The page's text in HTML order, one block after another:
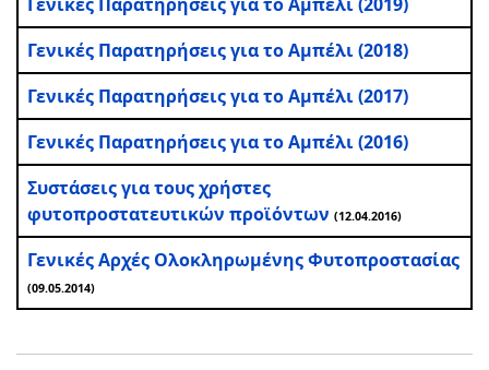
Γενικές Παρατηρήσεις για το Αμπέλι (2018)
Γενικές Παρατηρήσεις για το Αμπέλι (2017)
Γενικές Παρατηρήσεις για το Αμπέλι (2016)
Συστάσεις για τους χρήστες
φυτοπροστατευτικών προϊόντων (12.04.2016)
Γενικές Αρχές Ολοκληρωμένης Φυτοπροστασίας
(09.05.2014)